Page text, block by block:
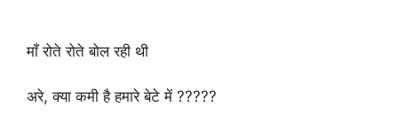
माँ रोते रोते बोल रही थी
अरे, क्या कमी है हमारे बेटे में ?????